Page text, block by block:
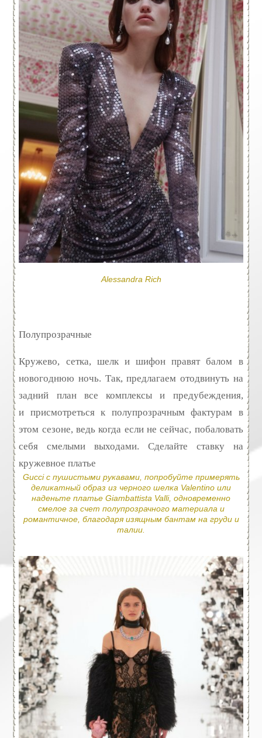
Alessandra Rich
Полупрозрачные
Кружево, сетка, шелк и шифон правят балом в
новогоднюю ночь. Так, предлагаем отодвинуть на
задний план все комплексы и предубеждения,
и присмотреться к полупрозрачным фактурам в
этом сезоне, ведь когда если не сейчас, побаловать
себя смелыми выходами. Сделайте ставку на
кружевное платье
Gucci с пушистыми рукавами, попробуйте примерять
деликатный образ из черного шелка Valentino или
наденьте платье Giambattista Valli, одновременно
смелое за счет полупрозрачного материала и
романтичное, благодаря изящным бантам на груди и
талии.